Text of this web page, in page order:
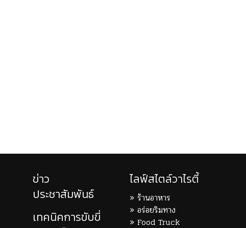
ข่าว
ประชาสัมพันธ์
เทคนิคการขับขี่
ไลฟ์สไตล์วาไรตี้
ร้านอาหาร
อร่อยริมทาง
Food Truck